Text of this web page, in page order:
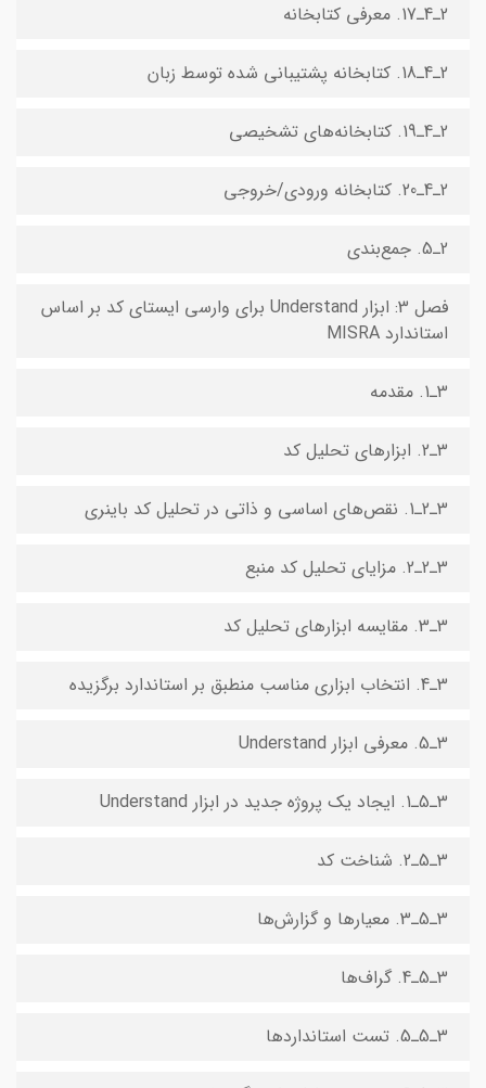
2ـ4ـ17. معرفی کتابخانه
2ـ4ـ18. کتابخانه پشتیبانی شده توسط زبان
2ـ4ـ19. کتابخانه‌های تشخیصی
2ـ4ـ20. کتابخانه ورودی/خروجی
2ـ5. جمع‌بندی
فصل 3: ابزار Understand برای وارسی ایستای کد بر اساس
استاندارد MISRA
3ـ1. مقدمه
3ـ2. ابزارهای تحلیل کد
3ـ2ـ1. نقص‌های اساسی و ذاتی در تحلیل کد باینری
3ـ2ـ2. مزایای تحلیل کد منبع
3ـ3. مقایسه ابزارهای تحلیل کد
3ـ4. انتخاب ابزاری مناسب منطبق بر استاندارد برگزیده
3ـ5. معرفی ابزار Understand
3ـ5ـ1. ایجاد یک پروژه جدید در ابزار Understand
3ـ5ـ2. شناخت کد
3ـ5ـ3. معیارها و گزارش‌ها
3ـ5ـ4. گراف‌ها
3ـ5ـ5. تست استانداردها